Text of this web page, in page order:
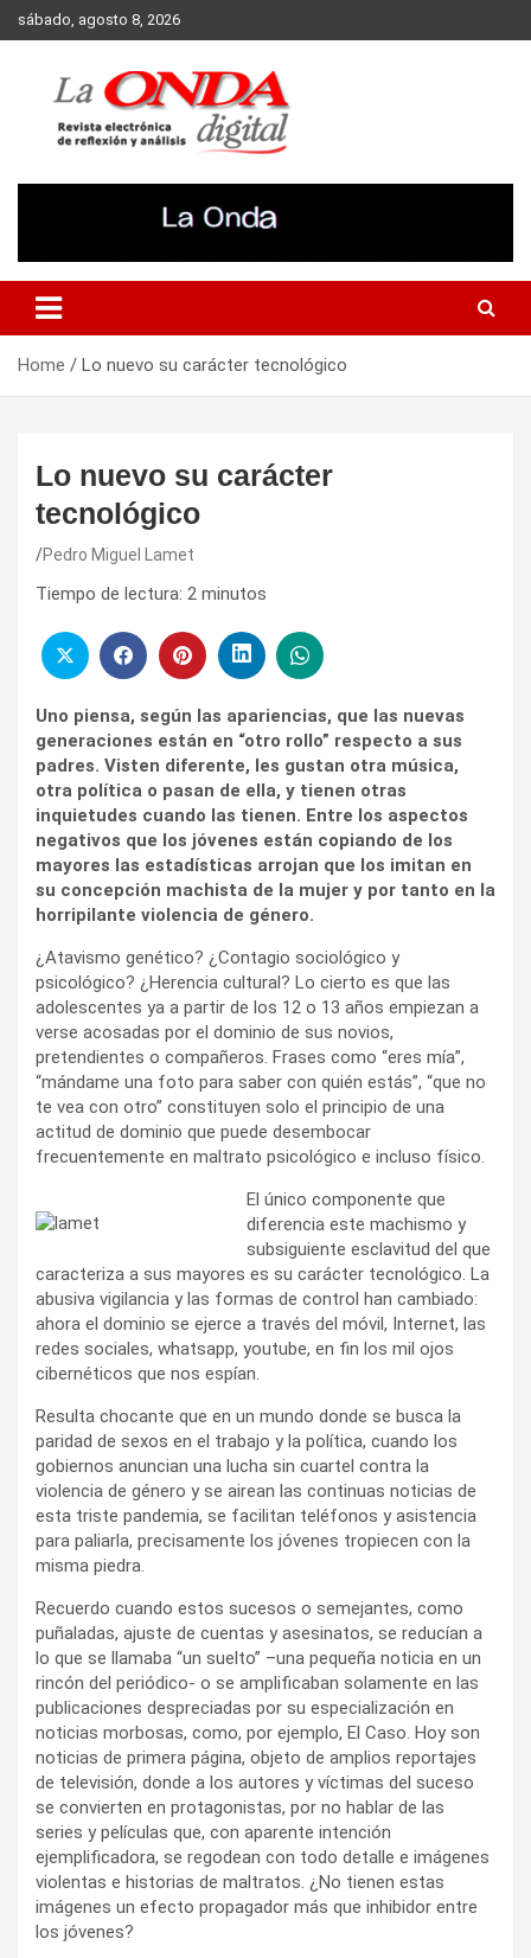
Skip
to
sábado, agosto 8, 2026
Home Lo nuevo su carácter tecnológico
Lo nuevo su carácter
tecnológico
Pedro Miguel Lamet
Tiempo de lectura: 2 minutos
Uno piensa, según las apariencias, que las nuevas
generaciones están en “otro rollo” respecto a sus
padres. Visten diferente, les gustan otra música,
otra política o pasan de ella, y tienen otras
inquietudes cuando las tienen. Entre los aspectos
negativos que los jóvenes están copiando de los
mayores las estadísticas arrojan que los imitan en
su concepción machista de la mujer y por tanto en la
horripilante violencia de género.
¿Atavismo genético? ¿Contagio sociológico y
psicológico? ¿Herencia cultural? Lo cierto es que las
adolescentes ya a partir de los 12 o 13 años empiezan a
verse acosadas por el dominio de sus novios,
pretendientes o compañeros. Frases como “eres mía”,
“mándame una foto para saber con quién estás”, “que no
te vea con otro” constituyen solo el principio de una
actitud de dominio que puede desembocar
frecuentemente en maltrato psicológico e incluso físico.
El único componente que
diferencia este machismo y
subsiguiente esclavitud del que
caracteriza a sus mayores es su carácter tecnológico. La
abusiva vigilancia y las formas de control han cambiado:
ahora el dominio se ejerce a través del móvil, Internet, las
redes sociales, whatsapp, youtube, en fin los mil ojos
cibernéticos que nos espían.
Resulta chocante que en un mundo donde se busca la
paridad de sexos en el trabajo y la política, cuando los
gobiernos anuncian una lucha sin cuartel contra la
violencia de género y se airean las continuas noticias de
esta triste pandemia, se facilitan teléfonos y asistencia
para paliarla, precisamente los jóvenes tropiecen con la
misma piedra.
Recuerdo cuando estos sucesos o semejantes, como
puñaladas, ajuste de cuentas y asesinatos, se reducían a
lo que se llamaba “un suelto” –una pequeña noticia en un
rincón del periódico- o se amplificaban solamente en las
publicaciones despreciadas por su especialización en
noticias morbosas, como, por ejemplo, El Caso. Hoy son
noticias de primera página, objeto de amplios reportajes
de televisión, donde a los autores y víctimas del suceso
se convierten en protagonistas, por no hablar de las
series y películas que, con aparente intención
ejemplificadora, se regodean con todo detalle e imágenes
violentas e historias de maltratos. ¿No tienen estas
imágenes un efecto propagador más que inhibidor entre
los jóvenes?